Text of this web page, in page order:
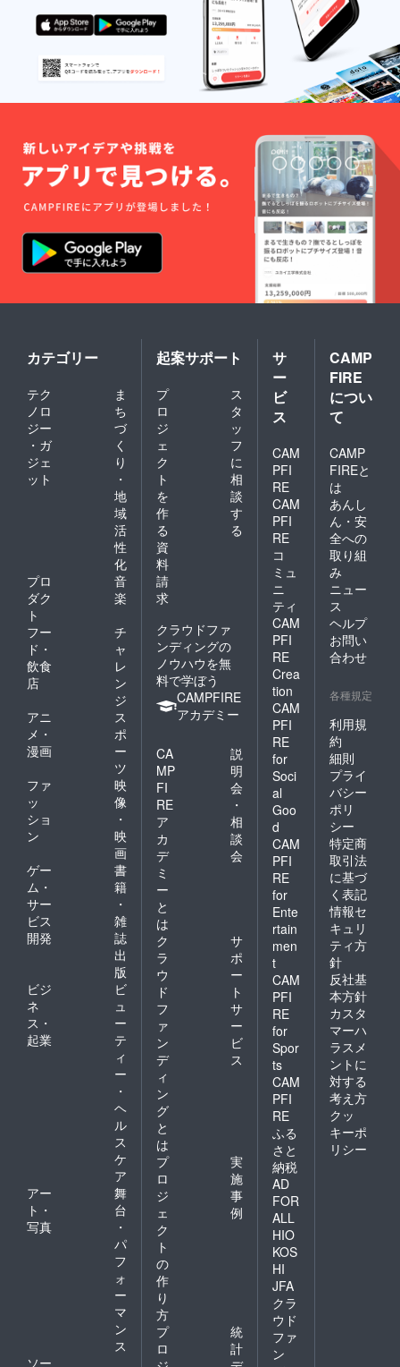
カテゴリー
テク
ノロ
ジー
・ガ
ジェ
ット
ま
ち
づ
く
り
・
地
域
活
性
化
プロ
ダク
ト
音
楽
フー
ド・
飲食
店
チ
ャ
レ
ン
ジ
アニ
メ・
漫画
ス
ポ
ー
ツ
ファ
ッ
ショ
ン
映
像
・
映
画
ゲー
ム・
サー
ビス
開発
書
籍
・
雑
誌
出
版
ビジ
ネ
ス・
起業
ビ
ュ
ー
テ
ィ
ー
・
ヘ
ル
ス
ケ
ア
アー
ト・
写真
舞
台
・
パ
フ
ォ
ー
マ
ン
ス
ソー
起案サポート
プ
ロ
ジ
ェ
ク
ト
を
作
る
ス
タ
ッ
フ
に
相
談
す
る
資
料
請
求
クラウドファ
ンディングの
ノウハウを無
料で学ぼう
CAMPFIRE
アカデミー
CA
MP
FI
RE
ア
カ
デ
ミ
ー
と
は
説
明
会
・
相
談
会
ク
ラ
ウ
ド
フ
ァ
ン
デ
ィ
ン
グ
と
は
サ
ポ
ー
ト
サ
ー
ビ
ス
プ
ロ
ジ
ェ
ク
ト
の
作
り
方
実
施
事
例
プ
ロ
統
計
サ
ー
ビ
ス
CAM
PFI
RE
CAM
PFI
RE
コ
ミュ
ニ
ティ
CAM
PFI
RE
Crea
tion
CAM
PFI
RE
for
Soci
al
Goo
d
CAM
PFI
RE
for
Ente
rtain
men
t
CAM
PFI
RE
for
Spor
ts
CAM
PFI
RE
ふる
さと
納税
AD
FOR
ALL
HIO
KOS
HI
JFA
クラ
ウド
ファ
ン
CAMP
FIRE
につい
て
CAMP
FIREと
は
あんし
ん・安
全への
取り組
み
ニュー
ス
ヘルプ
お問い
合わせ
各種規定
利用規
約
細則
プライ
バシー
ポリ
シー
特定商
取引法
に基づ
く表記
情報セ
キュリ
ティ方
針
反社基
本方針
カスタ
マーハ
ラスメ
ントに
対する
考え方
クッ
キーポ
リシー